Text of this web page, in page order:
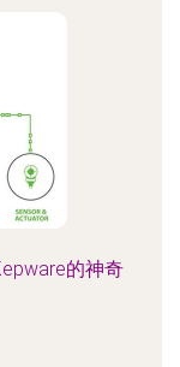
的神奇